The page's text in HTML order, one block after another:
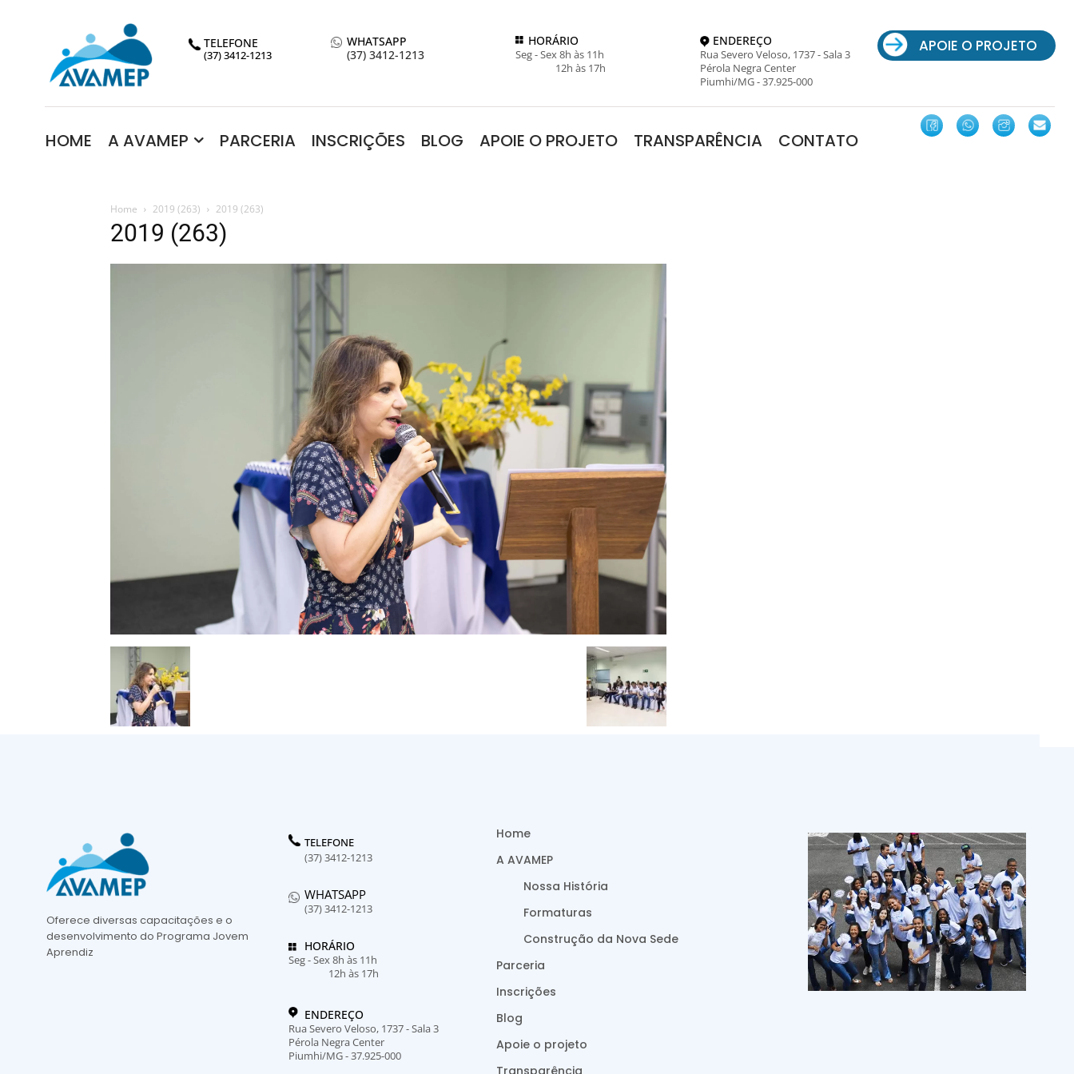
TELEFONE
WHATSAPP
(37) 3412-1213
(37) 3412-1213
HORÁRIO
Seg - Sex 8h às 11h
12h às 17h
ENDEREÇO
Rua Severo Veloso, 1737 - Sala 3
Pérola Negra Center
Piumhi/MG - 37.925-000
APOIE O PROJETO
HOME A AVAMEP PARCERIA INSCRIÇÕES BLOG APOIE O PROJETO TRANSPARÊNCIA CONTATO
Home 2019 (263) 2019 (263)
2019 (263)
Oferece diversas capacitações e o
desenvolvimento do Programa Jovem
Aprendiz
TELEFONE
(37) 3412-1213
WHATSAPP
(37) 3412-1213
HORÁRIO
Seg - Sex 8h às 11h
12h às 17h
ENDEREÇO
Rua Severo Veloso, 1737 - Sala 3
Pérola Negra Center
Piumhi/MG - 37.925-000
Home
A AVAMEP
Nossa História
Formaturas
Construção da Nova Sede
Parceria
Inscrições
Blog
Apoie o projeto